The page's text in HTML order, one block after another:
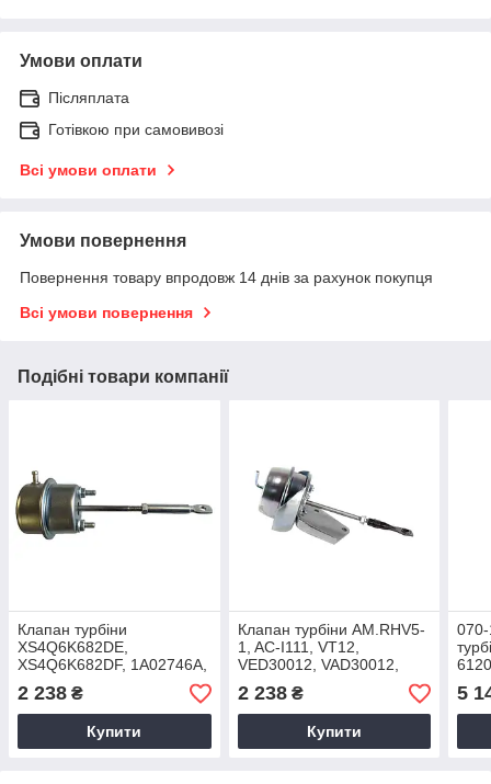
Умови оплати
Післяплата
Готівкою при самовивозі
Всі умови оплати
Умови повернення
Повернення товару впродовж 14 днів за рахунок покупця
Всі умови повернення
Подібні товари компанії
Клапан турбіни
XS4Q6K682DE,
XS4Q6K682DF, 1A02746A,
2674A226, 2373786, 237-
3786, 2674-A226, 10R-
9577
2 238 ₴
Купити
Клапан турбіни AM.RHV5-
1, AC-I111, VT12,
VED30012, VAD30012,
1515A026
2 238₴
Купити
5